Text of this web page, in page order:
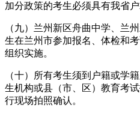
加分政策的考生必须具有我省户
（九）兰州新区舟曲中学、兰
生在兰州市参加报名、体检和
组织实施。
（十）所有考生须到户籍或学
生机构或县（市、区）教育考
行现场拍照确认。